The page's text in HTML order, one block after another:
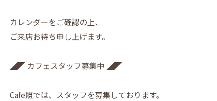
カレンダーをご確認の上、
ご来店お待ち申し上げます。
◢◤ カフェスタッフ募集中 ◢◤
Cafe照では、スタッフを募集しております。